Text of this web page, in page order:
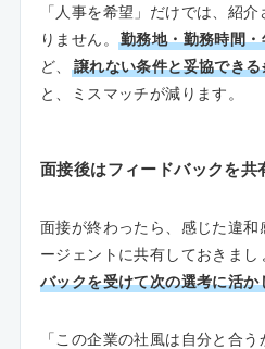
「人事を希望」だけでは、紹
りません。
勤務地・勤務時間
ど、
譲れない条件と妥協できる
と、ミスマッチが減ります。
面接後はフィードバックを共
面接が終わったら、感じた違
ージェントに共有しておきまし
バックを受けて次の選考に活か
「この企業の社風は自分と合